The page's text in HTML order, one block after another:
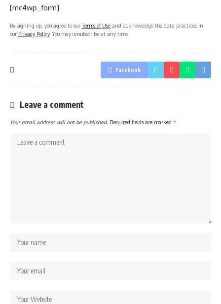
[mc4wp_form]
By signing up, you agree to ourTerms of Use and acknowledge the data practices in
our Privacy Policy. You may unsubscribe at any time.
Facebook
Leave a comment
Your email address will not be published. Required fields are marked *